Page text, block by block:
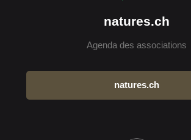
natures.ch
Agenda des associations
natures.ch